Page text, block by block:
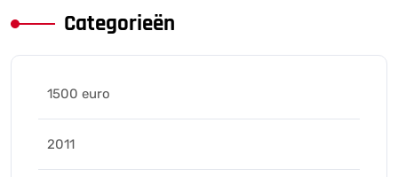
Categorieën
1500 euro
2011